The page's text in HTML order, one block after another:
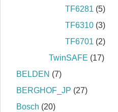
TF6281 (5)
TF6310 (3)
TF6701 (2)
TwinSAFE (17)
BELDEN (7)
BERGHOF_JP (27)
Bosch (20)